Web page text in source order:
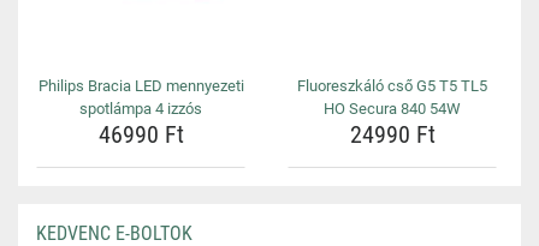
Philips Bracia LED mennyezeti
spotlámpa 4 izzós
46990 Ft
Fluoreszkáló cső G5 T5 TL5
HO Secura 840 54W
24990 Ft
KEDVENC E-BOLTOK